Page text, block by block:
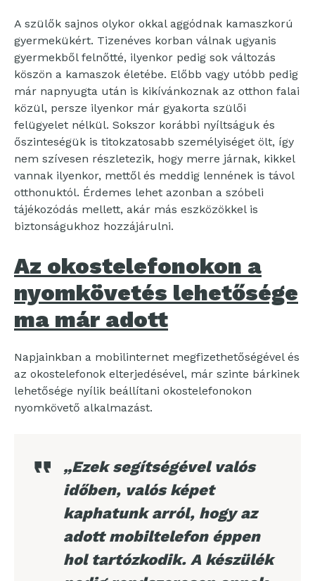
A szülők sajnos olykor okkal aggódnak kamaszkorú
gyermekükért. Tizenéves korban válnak ugyanis
gyermekből felnőtté, ilyenkor pedig sok változás
köszön a kamaszok életébe. Előbb vagy utóbb pedig
már napnyugta után is kikívánkoznak az otthon falai
közül, persze ilyenkor már gyakorta szülői
felügyelet nélkül. Sokszor korábbi nyíltságuk és
őszinteségük is titokzatosabb személyiséget ölt, így
nem szívesen részletezik, hogy merre járnak, kikkel
vannak ilyenkor, mettől és meddig lennének is távol
otthonuktól. Érdemes lehet azonban a szóbeli
tájékozódás mellett, akár más eszközökkel is
biztonságukhoz hozzájárulni.
Az okostelefonokon a
nyomkövetés lehetősége
ma már adott
Napjainkban a mobilinternet megfizethetőségével és
az okostelefonok elterjedésével, már szinte bárkinek
lehetősége nyílik beállítani okostelefonokon
nyomkövető alkalmazást.
„Ezek segítségével valós
időben, valós képet
kaphatunk arról, hogy az
adott mobiltelefon éppen
hol tartózkodik. A készülék